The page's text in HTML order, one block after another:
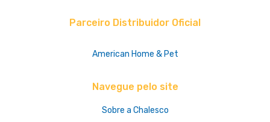
Parceiro Distribuidor Oficial
American Home & Pet
Navegue pelo site
Sobre a Chalesco